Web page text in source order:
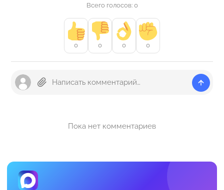
Всего голосов: 0
0 0 0 0
Пока нет комментариев